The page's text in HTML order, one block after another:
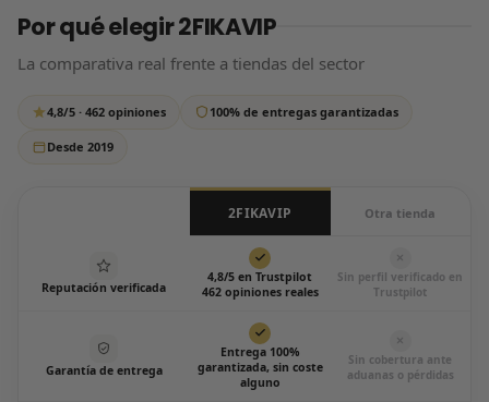
tus datos de pago, así que tu compra está 100% protegida.
que si tardamos un poco más de lo habitual, tranquilo:
respondemos siempre, sin excepción.
Por qué elegir 2FIKAVIP
La comparativa real frente a tiendas del sector
4,8/5 · 462 opiniones 100% de entregas garantizadas
Desde 2019
2FIKAVIP Otra tienda
Reputación verificada
4,8/5 en Trustpilot
462 opiniones reales
Sin perfil verificado en
Trustpilot
Garantía de entrega
Entrega 100%
garantizada, sin coste
alguno
Sin cobertura ante
aduanas o pérdidas